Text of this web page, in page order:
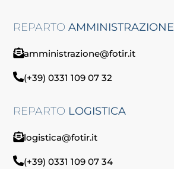
REPARTOAMMINISTRAZIONE
amministrazione@fotir.it
(+39) 0331 109 07 32
REPARTO LOGISTICA
logistica@fotir.it
(+39) 0331 109 07 34